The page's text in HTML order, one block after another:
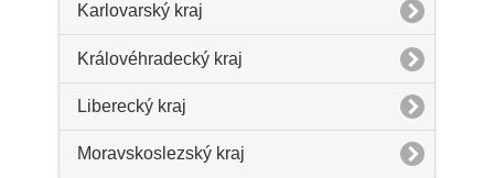
Karlovarský kraj
Královéhradecký kraj
Liberecký kraj
Moravskoslezský kraj